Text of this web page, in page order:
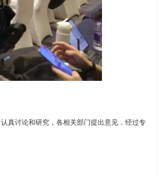
真讨论和研究，各相关部门提出意见，经过专